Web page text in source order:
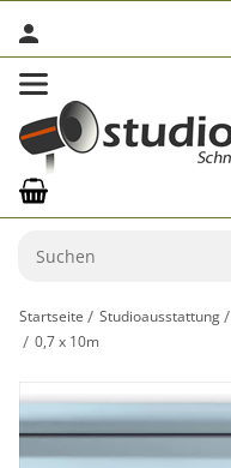
Startseite Studioausstattung
0,7 x 10m